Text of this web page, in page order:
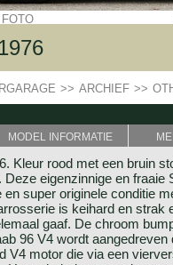
>> ARCHIEF >>
MODEL INFORMATIE
Kleur rood met een bruin
Deze eigenzinnige en fraaie
super originele conditie
is keihard en strak
gaaf. De chroom
96 V4 wordt aangedreven
V4 motor die via een